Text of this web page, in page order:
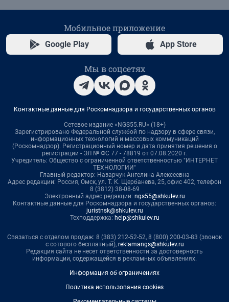
Мобильное приложение
Google Play App Store
Мы в соцсетях
Контактные данные для Роскомнадзора и государственных органов
Сетевое издание «NGS55.RU» (18+)
Зарегистрировано Федеральной службой по надзору в сфере связи,
информационных технологий и массовых коммуникаций
(Роскомнадзор). Регистрационный номер и дата принятия решения о
регистрации - ЭЛ № ФС 77 - 78819 от 07.08.2020 г.
Учредитель: Общество с ограниченной ответственностью "ИНТЕРНЕТ
ТЕХНОЛОГИИ"
Главный редактор: Назарчук Ангелина Алексеевна
Адрес редакции: Россия, Омск, ул. Т. К. Щербанева, 25, офис 402, телефон
8 (3812) 38-08-69
Электронный адрес редакции: ngs55@shkulev.ru
Контактные данные для Роскомнадзора и государственных органов:
juristnsk@shkulev.ru
Техподдержка: help@shkulev.ru
Связаться с отделом продаж: 8 (383) 212-52-52, 8 (800) 200-03-83 (звонок
с сотового бесплатный), reklamangs@shkulev.ru
Редакция сайта не несет ответственности за достоверность
информации, содержащейся в рекламных объявлениях.
Информация об ограничениях
Политика использования cookies